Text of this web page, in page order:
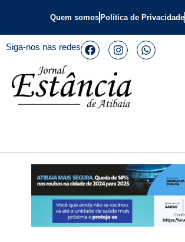
Quem somos Política de Privacidade
Siga-nos nas redes